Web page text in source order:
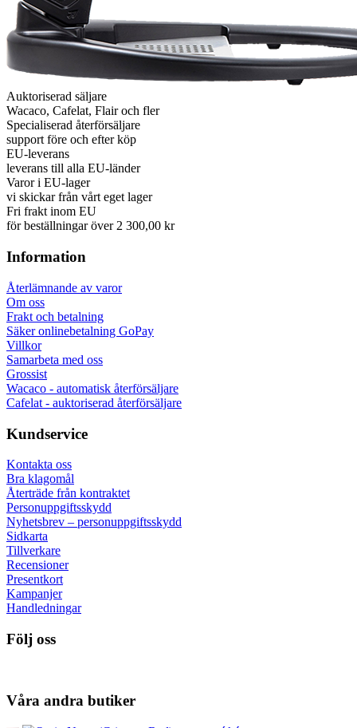
Auktoriserad säljare
Wacaco, Cafelat, Flair och fler
Specialiserad återförsäljare
support före och efter köp
EU-leverans
leverans till alla EU-länder
Varor i EU-lager
vi skickar från vårt eget lager
Fri frakt inom EU
för beställningar över 2 300,00 kr
Information
Återlämnande av varor
Om oss
Frakt och betalning
Säker onlinebetalning GoPay
Villkor
Samarbeta med oss
Grossist
Wacaco - automatisk återförsäljare
Cafelat - auktoriserad återförsäljare
Kundservice
Kontakta oss
Bra klagomål
Återträde från kontraktet
Personuppgiftsskydd
Nyhetsbrev – personuppgiftsskydd
Sidkarta
Tillverkare
Recensioner
Presentkort
Kampanjer
Handledningar
Följ oss
Våra andra butiker